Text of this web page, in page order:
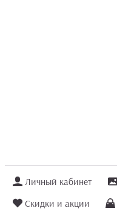
Личный кабинет
Скидки и акции